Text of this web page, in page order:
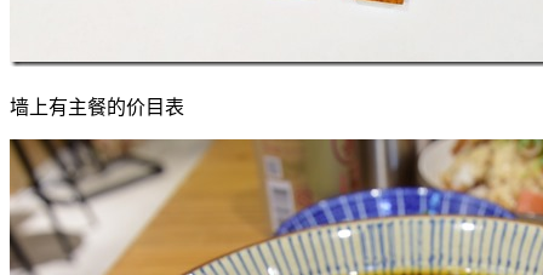
墙上有主餐的价目表